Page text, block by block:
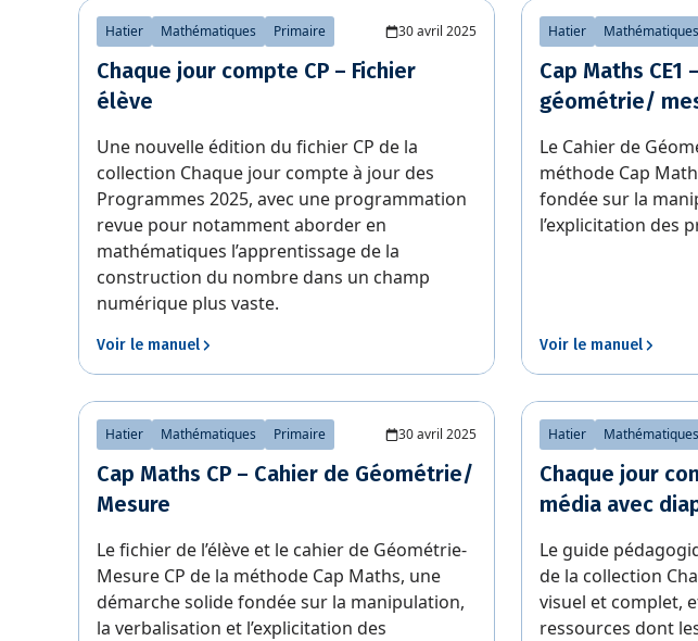
Hatier Mathématiques Primaire 30 avril 2025
Chaque jour compte CP – Fichier
élève
Une nouvelle édition du fichier CP de la
collection Chaque jour compte à jour des
Programmes 2025, avec une programmation
revue pour notamment aborder en
mathématiques l’apprentissage de la
construction du nombre dans un champ
numérique plus vaste.
Voir le manuel
Hatier Mathématiques
Cap Maths CE1
géométrie/
Le Cahier de
méthode Cap
fondée sur la
l’explicitation des
Voir le manuel
Hatier Mathématiques Primaire 30 avril 2025
Cap Maths CP – Cahier de Géométrie/
Mesure
Le fichier de l’élève et le cahier de Géométrie-
Mesure CP de la méthode Cap Maths, une
démarche solide fondée sur la manipulation,
la verbalisation et l’explicitation des
Hatier Mathématiques
Chaque jour
média avec
Le guide
de la collection
visuel et complet,
ressources dont